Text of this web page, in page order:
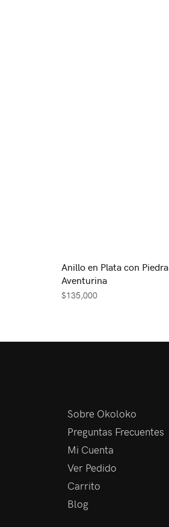
Anillo en Plata con Piedra
Aventurina
$135,000
Sobre Okoloko
Preguntas Frecuentes
Mi Cuenta
Ver Pedido
Carrito
Blog